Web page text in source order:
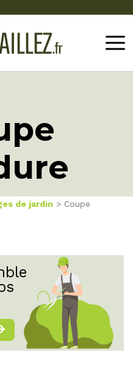
de jardin > Coupe